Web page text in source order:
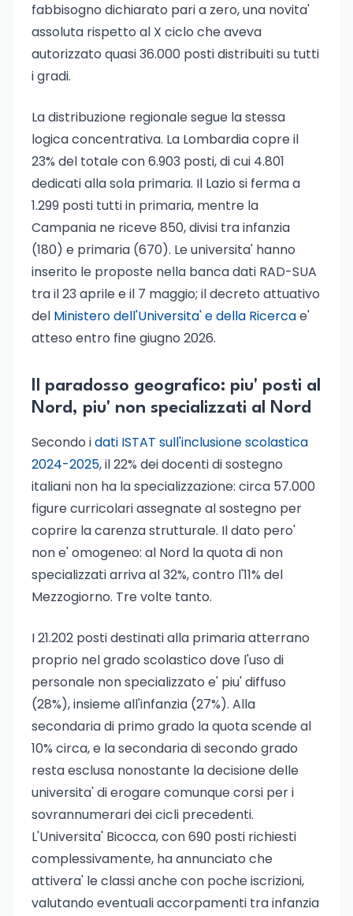
fabbisogno dichiarato pari a zero, una novita'
assoluta rispetto al X ciclo che aveva
autorizzato quasi 36.000 posti distribuiti su tutti
i gradi.
La distribuzione regionale segue la stessa
logica concentrativa. La Lombardia copre il
23% del totale con 6.903 posti, di cui 4.801
dedicati alla sola primaria. Il Lazio si ferma a
1.299 posti tutti in primaria, mentre la
Campania ne riceve 850, divisi tra infanzia
(180) e primaria (670). Le universita' hanno
inserito le proposte nella banca dati RAD-SUA
tra il 23 aprile e il 7 maggio; il decreto attuativo
del Ministero dell'Universita' e della Ricercae'
atteso entro fine giugno 2026.
Il paradosso geografico: piu' posti al
Nord, piu' non specializzati al Nord
Secondo idati ISTAT sull'inclusione scolastica
2024-2025, il 22% dei docenti di sostegno
italiani non ha la specializzazione: circa 57.000
figure curricolari assegnate al sostegno per
coprire la carenza strutturale. Il dato pero'
non e' omogeneo: al Nord la quota di non
specializzati arriva al 32%, contro l'11% del
Mezzogiorno. Tre volte tanto.
I 21.202 posti destinati alla primaria atterrano
proprio nel grado scolastico dove l'uso di
personale non specializzato e' piu' diffuso
(28%), insieme all'infanzia (27%). Alla
secondaria di primo grado la quota scende al
10% circa, e la secondaria di secondo grado
resta esclusa nonostante la decisione delle
universita' di erogare comunque corsi per i
sovrannumerari dei cicli precedenti.
L'Universita' Bicocca, con 690 posti richiesti
complessivamente, ha annunciato che
attivera' le classi anche con poche iscrizioni,
valutando eventuali accorpamenti tra infanzia